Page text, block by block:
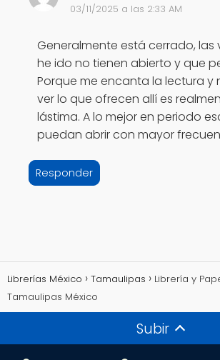
03/11/2025 a las 2:33 AM
Generalmente está cerrado, las
he ido no tienen abierto y que
Porque me encanta la lectura y
ver lo que ofrecen allí es
lástima. A lo mejor en periodo
puedan abrir con mayor
Responder
Librerías México Tamaulipas
Librería y
Tamaulipas México
Subir